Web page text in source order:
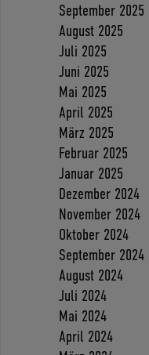
September 2025
August 2025
Juli 2025
Juni 2025
Mai 2025
April 2025
März 2025
Februar 2025
Januar 2025
Dezember 2024
November 2024
Oktober 2024
September 2024
August 2024
Juli 2024
Mai 2024
April 2024